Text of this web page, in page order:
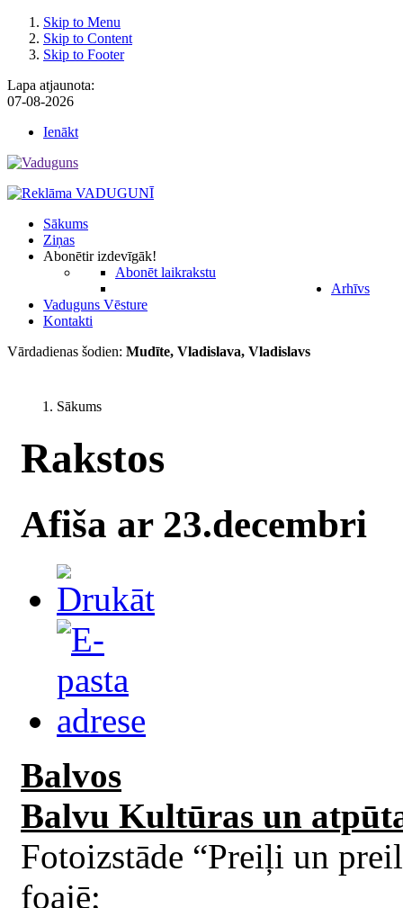
Skip to Menu
Skip to Content
Skip to Footer
Lapa atjaunota:
07-08-2026
Ienākt
Sākums
Ziņas
Abonētir izdevīgāk!
Abonēt laikrakstu
Arhīvs
Vaduguns Vēsture
Kontakti
Vārdadienas šodien: Mudīte, Vladislava, Vladislavs
Sākums
Rakstos
Afiša ar 23.decembri
Balvos
Balvu Kultūras un
Fotoizstāde “Preiļi un
foajē;